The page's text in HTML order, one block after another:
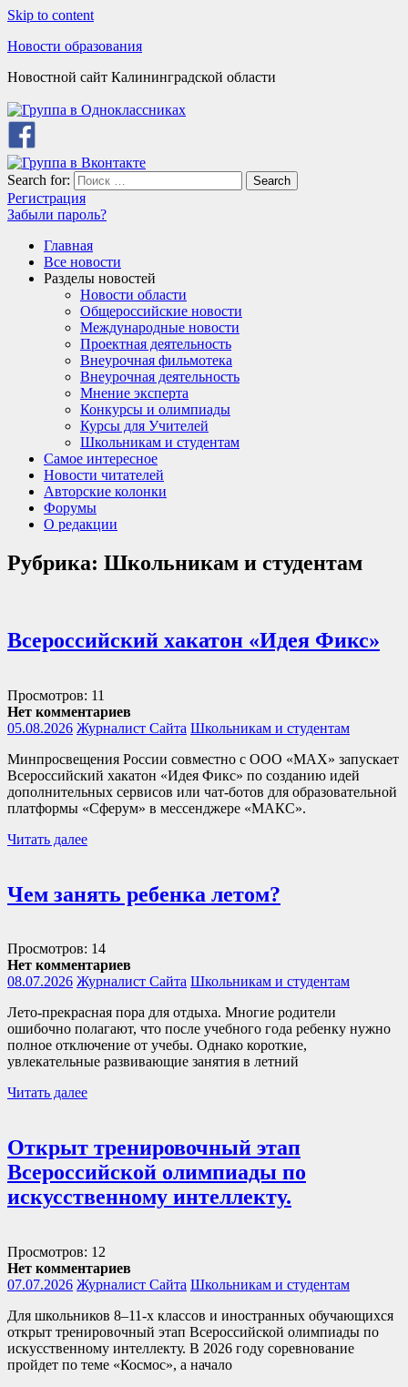
Skip to content
Новости образования
Новостной сайт Калининградской области
Search for: Search
Регистрация
Забыли пароль?
Главная
Все новости
Разделы новостей
Новости области
Общероссийские новости
Международные новости
Проектная деятельность
Внеурочная фильмотека
Внеурочная деятельность
Мнение эксперта
Конкурсы и олимпиады
Курсы для Учителей
Школьникам и студентам
Самое интересное
Новости читателей
Авторские колонки
Форумы
О редакции
Рубрика: Школьникам и студентам
Всероссийский хакатон «Идея Фикс»
Просмотров: 11
Нет комментариев
05.08.2026 Журналист Сайта Школьникам и студентам
Минпросвещения России совместно с ООО «МАХ» запускает
Всероссийский хакатон «Идея Фикс» по созданию идей
дополнительных сервисов или чат-ботов для образовательной
платформы «Сферум» в мессенджере «МАКС».
Читать далее
Чем занять ребенка летом?
Просмотров: 14
Нет комментариев
08.07.2026 Журналист Сайта Школьникам и студентам
Лето-прекрасная пора для отдыха. Многие родители
ошибочно полагают, что после учебного года ребенку нужно
полное отключение от учебы. Однако короткие,
увлекательные развивающие занятия в летний
Читать далее
Открыт тренировочный этап
Всероссийской олимпиады по
искусственному интеллекту.
Просмотров: 12
Нет комментариев
07.07.2026 Журналист Сайта Школьникам и студентам
Для школьников 8–11-х классов и иностранных обучающихся
открыт тренировочный этап Всероссийской олимпиады по
искусственному интеллекту. В 2026 году соревнование
пройдет по теме «Космос», а начало